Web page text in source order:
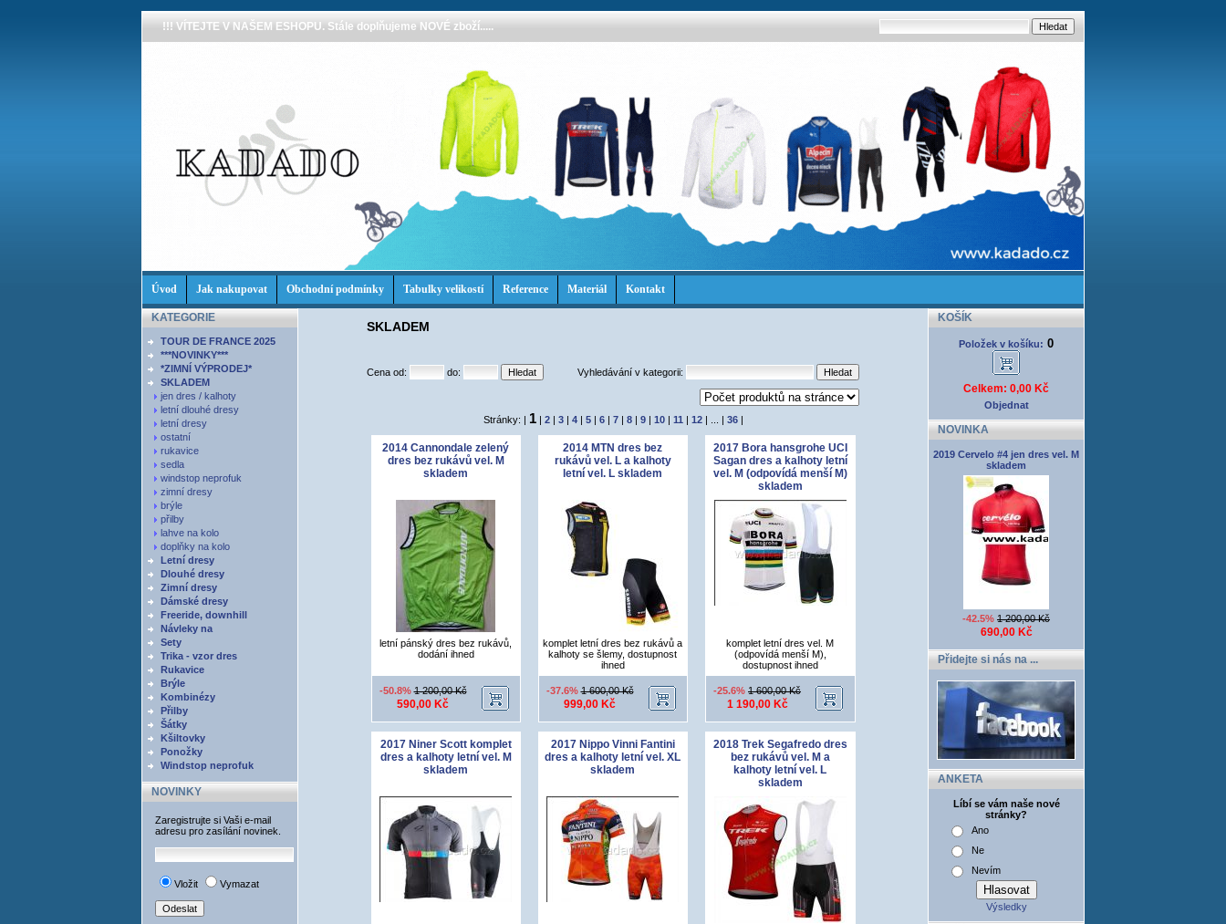
!!! VÍTEJTE V NAŠEM ESHOPU. Stále doplňujeme NOVÉ zboží.....
Úvod Jak nakupovat Obchodní podmínky Tabulky velikostí Reference Materiál Kontakt
KATEGORIE
TOUR DE FRANCE 2025
***NOVINKY***
*ZIMNÍ VÝPRODEJ*
SKLADEM
jen dres / kalhoty
letní dlouhé dresy
letní dresy
ostatní
rukavice
sedla
windstop neprofuk
zimní dresy
brýle
přilby
lahve na kolo
doplňky na kolo
Letní dresy
Dlouhé dresy
Zimní dresy
Dámské dresy
Freeride, downhill
Návleky na
Sety
Trika - vzor dres
Rukavice
Brýle
Kombinézy
Přilby
Šátky
Kšiltovky
Ponožky
Windstop neprofuk
NOVINKY
Zaregistrujte si Vaši e-mail
adresu pro zasílání novinek.
Vložit Vymazat
SKLADEM
Cena od: do: Vyhledávání v kategorii:
Stránky: | 1| 2| 3| 4| 5| 6| 7| 8| 9| 10| 11 | 12| ... | 36|
2014 Cannondale zelený
dres bez rukávů vel. M
skladem
letní pánský dres bez rukávů,
dodání ihned
-50.8%1 200,00 Kč
590,00 Kč
2014 MTN dres bez
rukávů vel. L a kalhoty
letní vel. L skladem
komplet letní dres bez rukávů a
kalhoty se šlemy, dostupnost
ihned
-37.6%1 600,00 Kč
999,00 Kč
2017 Bora hansgrohe UCI
Sagan dres a kalhoty letní
vel. M (odpovídá menší M)
skladem
komplet letní dres vel. M
(odpovídá menší M),
dostupnost ihned
-25.6% 1 600,00 Kč
1 190,00 Kč
2017 Niner Scott komplet
dres a kalhoty letní vel. M
skladem
2017 Nippo Vinni Fantini
dres a kalhoty letní vel. XL
skladem
2018 Trek Segafredo dres
bez rukávů vel. M a
kalhoty letní vel. L
skladem
KOŠÍK
Položek v košíku: 0
Celkem: 0,00 Kč
Objednat
NOVINKA
2019 Cervelo #4 jen dres vel. M
skladem
-42.5% 1 200,00 Kč
690,00 Kč
Přidejte si nás na ...
ANKETA
Líbí se vám naše nové
stránky?
Ano
Ne
Nevím
Výsledky